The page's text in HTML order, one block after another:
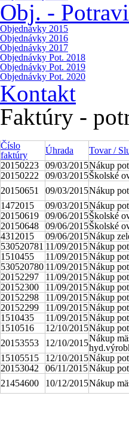
Obj. -
Objednávky 2015
Objednávky 2016
Objednávky 2017
Objednávky Pot. 2018
Objednávky Pot. 2019
Objednávky Pot. 2020
Kontakt
Faktúry -
Číslo
faktúry
Úhrada
Tovar /
20150223
09/03/2015Nákup
20150222
09/03/2015Školské
20150651
09/03/2015Nákup
1472015
09/03/2015Nákup
20150619
09/06/2015Školské
20150648
09/06/2015Školské
4312015
09/06/2015Nákup
530520781 11/09/2015Nákup
1510455
11/09/2015Nákup
530520780 11/09/2015Nákup
20152297
11/09/2015Nákup
20152300
11/09/2015Nákup
20152298
11/09/2015Nákup
20152299
11/09/2015Nákup
1510435
11/09/2015Nákup
1510516
12/10/2015Nákup
20153553
12/10/2015Nákup
15105515
12/10/2015Nákup
20153042
06/11/2015Nákup
21454600
10/12/2015Nákup